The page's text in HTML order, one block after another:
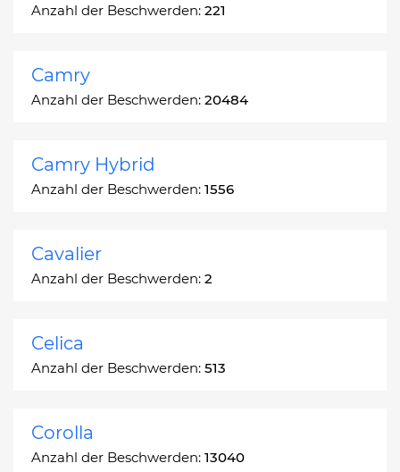
Anzahl der Beschwerden: 221
Camry
Anzahl der Beschwerden: 20484
Camry Hybrid
Anzahl der Beschwerden: 1556
Cavalier
Anzahl der Beschwerden: 2
Celica
Anzahl der Beschwerden: 513
Corolla
Anzahl der Beschwerden: 13040